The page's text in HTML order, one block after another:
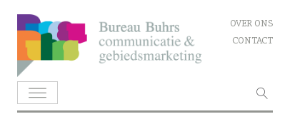
Skip
to
content
OVER ONS
CONTACT